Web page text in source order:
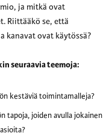
ja mitkä ovat
Riittääkö se, että
kanavat ovat käytössä?
seuraavia teemoja:
kestäviä toimintamalleja?
tapoja, joiden avulla jokainen